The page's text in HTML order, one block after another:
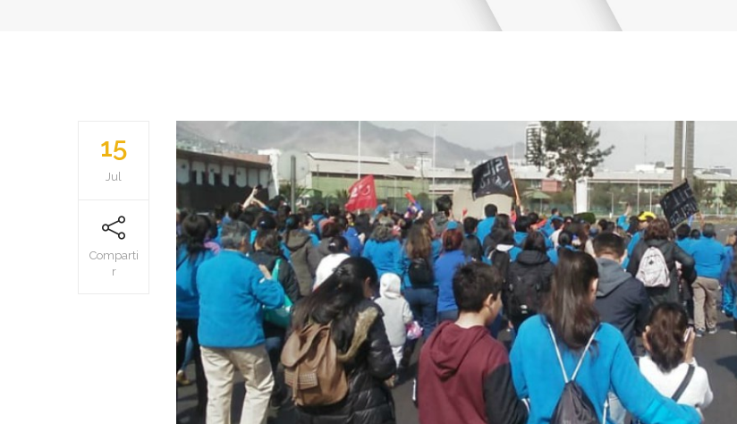
15
Jul
Comparti
r